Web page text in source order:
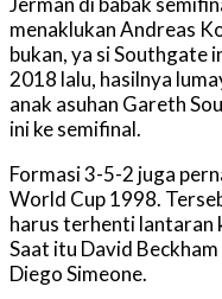
menaklukan Andreas
bukan, ya si Southgate
2018 lalu, hasilnya
anak asuhan Gareth
ini ke semifinal.
Formasi 3-5-2 juga
World Cup 1998.
harus terhenti lantaran
Saat itu David
Diego Simeone.